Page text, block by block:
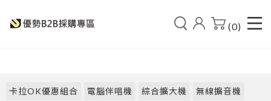
(0)
卡拉OK優惠組合 電腦伴唱機 綜合擴大機 無線擴音機